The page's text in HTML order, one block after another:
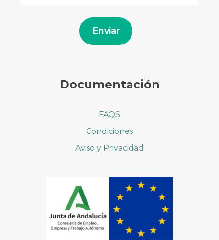
Enviar
Documentación
FAQS
Condiciones
Aviso y Privacidad